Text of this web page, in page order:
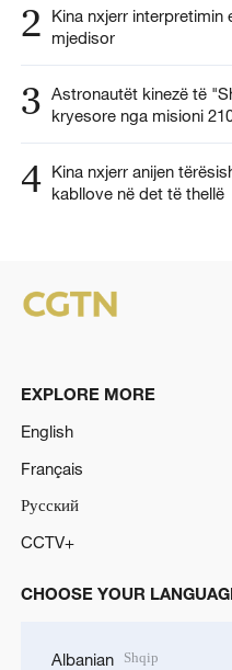
2
Kina nxjerr
mjedisor
3 Astronautët kinezë të
kryesore nga misioni
4 Kina nxjerr anijen
kabllove në det të thellë
EXPLORE MORE
English
Français
Русский
CCTV+
CHOOSE YOUR
Albanian Shqip